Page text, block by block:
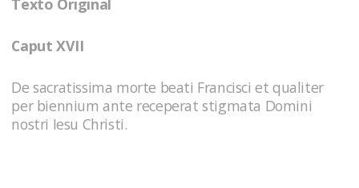
Texto Original
Caput XVII
De sacratissima morte beati Francisci et qualiter
per biennium ante receperat stigmata Domini
nostri Iesu Christi.